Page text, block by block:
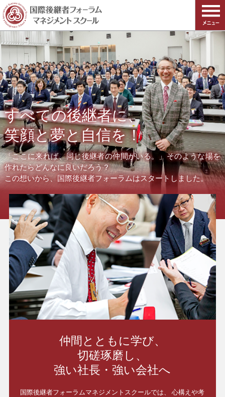
すべての後継者に、
笑顔と夢と自信を！
「ここに来れば、同じ後継者の仲間がいる。」そのような場を
作れたらどんなに良いだろう？
この想いから、国際後継者フォーラムはスタートしました。
仲間とともに学び、
切磋琢磨し、
強い社長・強い会社へ
国際後継者フォーラムマネジメントスクールでは、
心構えや考